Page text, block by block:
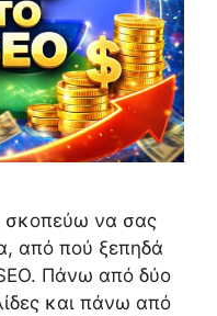
σκοπεύω να σας
από πού ξεπηδά
Πάνω από δύο
και πάνω από